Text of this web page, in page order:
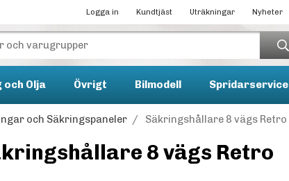
Logga in Kundtjäst Uträkningar Nyheter
och Olja Övrigt Bilmodell Spridarservice
och Säkringspaneler / Säkringshållare 8 vägs Retro
8 vägs Retro